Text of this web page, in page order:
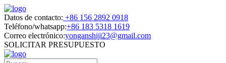
Datos de contacto: +86 156 2892 0918
Teléfono/whatsapp:+86 183 5318 1619
Correo electrónico:yonganshiji23@gmail.com
SOLICITAR PRESUPUESTO